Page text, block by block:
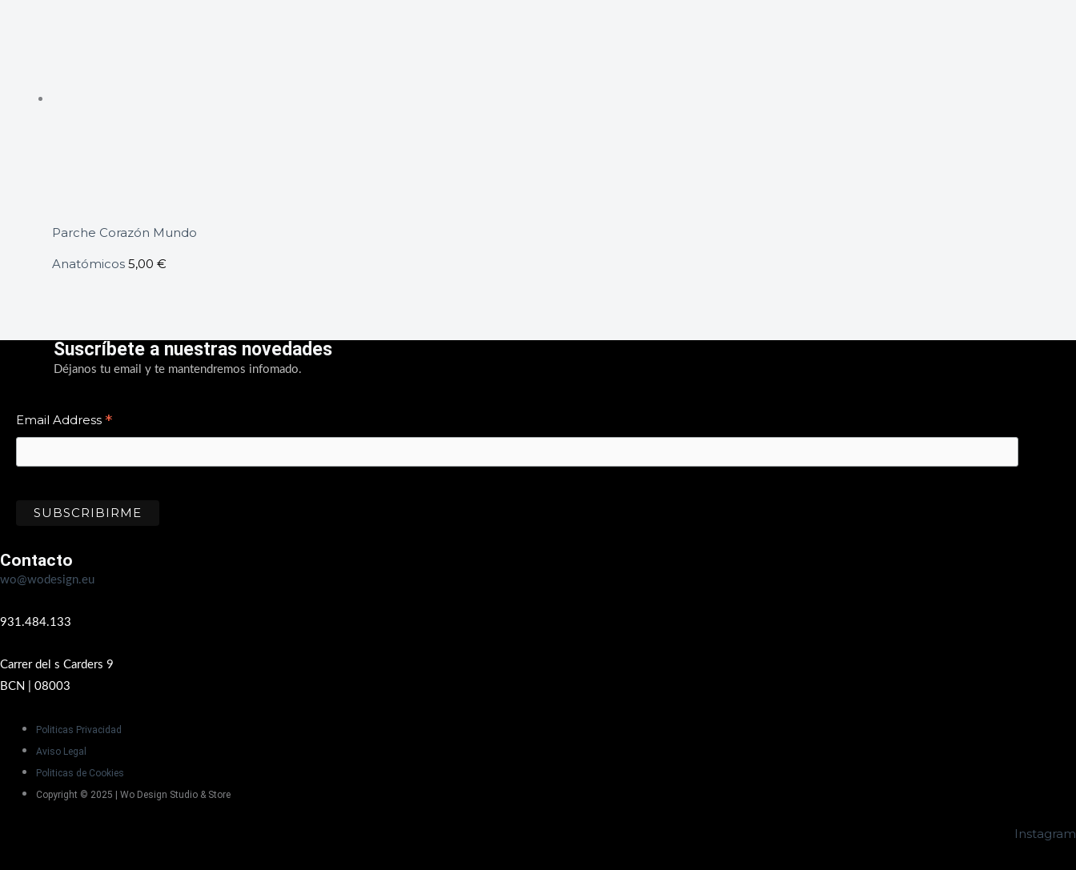
Parche Corazón Mundo
Anatómicos 5,00 €
Suscríbete a nuestras novedades
Déjanos tu email y te mantendremos infomado.
Email Address *
Contacto
wo@wodesign.eu
931.484.133
Carrer del s Carders 9
BCN | 08003
Politicas Privacidad
Aviso Legal
Politicas de Cookies
Copyright © 2025 | Wo Design Studio & Store
Instagram